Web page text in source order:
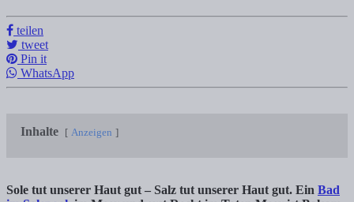
Tanja Klindworth
Inhalte Anzeigen 1) 10 Wellness-Fakten über Salz 1.1) Wellness-
teilen
tweet
Pin it
WhatsApp
Inhalte Anzeigen
Sole tut unserer Haut gut – Salz tut unserer Haut gut. Ein Bad